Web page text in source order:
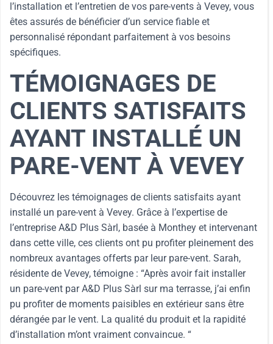
l’installation et l’entretien de vos pare-vents à Vevey, vous
êtes assurés de bénéficier d’un service fiable et
personnalisé répondant parfaitement à vos besoins
spécifiques.
TÉMOIGNAGES DE
CLIENTS SATISFAITS
AYANT INSTALLÉ UN
PARE-VENT À VEVEY
Découvrez les témoignages de clients satisfaits ayant
installé un pare-vent à Vevey. Grâce à l’expertise de
l’entreprise A&D Plus Sàrl, basée à Monthey et intervenant
dans cette ville, ces clients ont pu profiter pleinement des
nombreux avantages offerts par leur pare-vent. Sarah,
résidente de Vevey, témoigne : “Après avoir fait installer
un pare-vent par A&D Plus Sàrl sur ma terrasse, j’ai enfin
pu profiter de moments paisibles en extérieur sans être
dérangée par le vent. La qualité du produit et la rapidité
d’installation m’ont vraiment convaincue. “